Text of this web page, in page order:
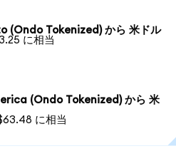
(Ondo Tokenized) から 米ドル
に相当
(Ondo Tokenized) から 米
に相当